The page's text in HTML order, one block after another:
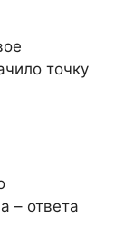
точку
– ответа